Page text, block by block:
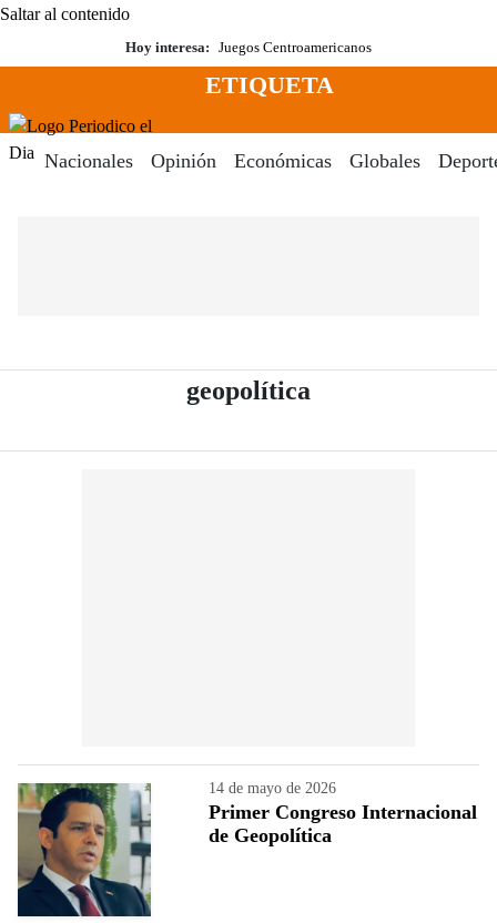
Saltar al contenido
Hoy interesa: Juegos Centroamericanos
Menú
ETIQUETA
Nacionales Opinión Económicas Globales
geopolítica
14 de mayo de 2026
Primer Congreso Internacional
de Geopolítica